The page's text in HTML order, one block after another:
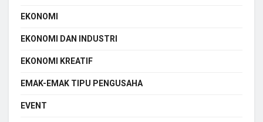
EKONOMI
EKONOMI DAN INDUSTRI
EKONOMI KREATIF
EMAK-EMAK TIPU PENGUSAHA
EVENT